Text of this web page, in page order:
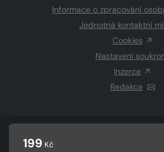
199 Kč
Informace o zpracování
Jednotná kontaktní
Cookies
Nastavení
Inzerce
Redakce
CZECH NEWS